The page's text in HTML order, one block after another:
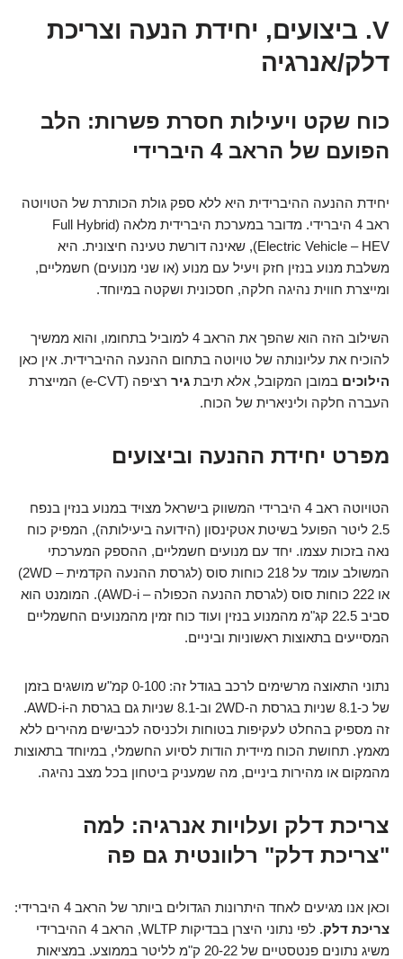
V. ביצועים, יחידת הנעה וצריכת
דלק/אנרגיה
כוח שקט ויעילות חסרת פשרות: הלב
הפועם של הראב 4 היברידי
יחידת ההנעה ההיברידית היא ללא ספק גולת הכותרת של הטויוטה
ראב 4 היברידי. מדובר במערכת היברידית מלאה (Full Hybrid
Electric Vehicle – HEV), שאינה דורשת טעינה חיצונית. היא
משלבת מנוע בנזין חזק ויעיל עם מנוע (או שני מנועים) חשמליים,
ומייצרת חווית נהיגה חלקה, חסכונית ושקטה במיוחד.
השילוב הזה הוא שהפך את הראב 4 למוביל בתחומו, והוא ממשיך
להוכיח את עליונותה של טויוטה בתחום ההנעה ההיברידית. אין כאן
הילוכים במובן המקובל, אלא תיבת גיר
רציפה (e-CVT) המייצרת
העברה חלקה וליניארית של הכוח.
מפרט יחידת ההנעה וביצועים
הטויוטה ראב 4 היברידי המשווק בישראל מצויד במנוע בנזין בנפח
2.5 ליטר הפועל בשיטת אטקינסון (הידועה ביעילותה), המפיק כוח
נאה בזכות עצמו. יחד עם מנועים חשמליים, ההספק המערכתי
המשולב עומד על 218 כוחות סוס (לגרסת ההנעה הקדמית – 2WD)
או 222 כוחות סוס (לגרסת ההנעה הכפולה – AWD-i). המומנט הוא
סביב 22.5 קג"מ מהמנוע בנזין ועוד כוח זמין מהמנועים החשמליים
המסייעים בתאוצות ראשוניות וביניים.
נתוני התאוצה מרשימים לרכב בגודל זה: 0-100 קמ"ש מושגים בזמן
של כ-8.1 שניות בגרסת ה-2WD וב-8.1 שניות גם בגרסת ה-AWD-i.
זה מספיק בהחלט לעקיפות בטוחות ולכניסה לכבישים מהירים ללא
מאמץ. תחושת הכוח מיידית הודות לסיוע החשמלי, במיוחד בתאוצות
מהמקום או מהירות ביניים, מה שמעניק ביטחון בכל מצב נהיגה.
צריכת דלק ועלויות אנרגיה: למה
"צריכת דלק" רלוונטית גם פה
וכאן אנו מגיעים לאחד היתרונות הגדולים ביותר של הראב 4 היברידי:
צריכת דלק
. לפי נתוני היצרן בבדיקות WLTP, הראב 4 ההיברידי
משיג נתונים פנטסטיים של 20-22 ק"מ לליטר בממוצע. במציאות